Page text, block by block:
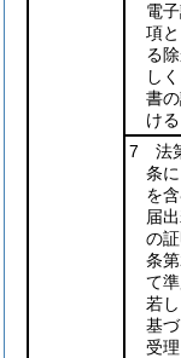
電
項
る
し
書
け
7 法
条
を
届
の
条
て
若
基
受